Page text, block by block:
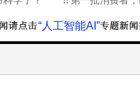
“人工智能AI”